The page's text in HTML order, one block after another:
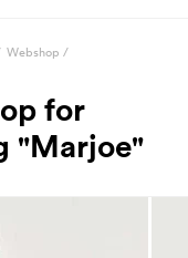
Webshop /
for
"Marjoe"